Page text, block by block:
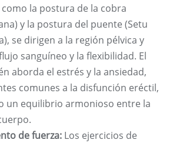
como la postura de la cobra
y la postura del puente (Setu
se dirigen a la región pélvica y
sanguíneo y la flexibilidad. El
aborda el estrés y la ansiedad,
comunes a la disfunción eréctil,
un equilibrio armonioso entre la
de fuerza: Los ejercicios de